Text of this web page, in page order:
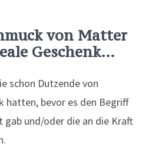
von Matter
Geschenk…
schon Dutzende von
hatten, bevor es den Begriff
gab und/oder die an die Kraft